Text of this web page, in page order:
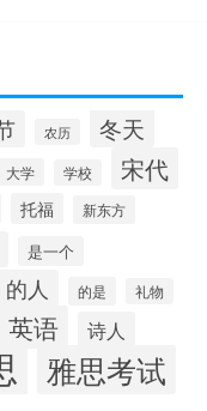
农历 冬天
大学 学校 宋代
托福 新东方
是一个
的人 的是 礼物
英语 诗人
雅思考试